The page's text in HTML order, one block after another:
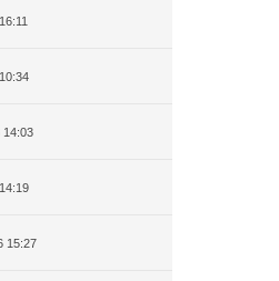
14:03
15:27